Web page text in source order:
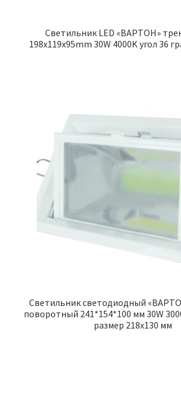
Cветильник LED «ВАРТОН»
198x119x95mm 30W 4000K угол 36
Светильник светодиодный
поворотный 241*154*100 мм 30W
размер 218х130 мм